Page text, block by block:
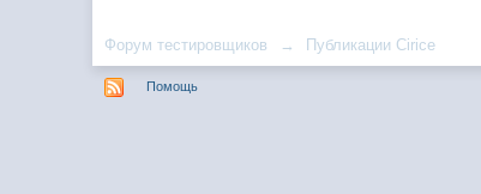
Форум тестировщиков → Публикации Cirice
Помощь